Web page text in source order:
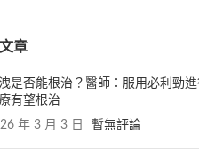
章
是否能根治？醫師：服用必利勁
有望根治
年 3 月 3 日 暫無評論